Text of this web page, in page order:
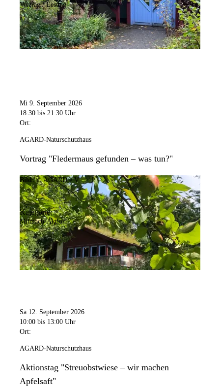
Vortrag / Lesung
Mi 9. September 2026
18:30 bis 21:30 Uhr
Ort:
AGARD-Naturschutzhaus
Vortrag "Fledermaus gefunden – was tun?"
Bild: © AGARD e.V.
Kategorie:
Mitmach-Aktion
Sa 12. September 2026
10:00 bis 13:00 Uhr
Ort:
AGARD-Naturschutzhaus
Aktionstag "Streuobstwiese – wir machen
Apfelsaft"